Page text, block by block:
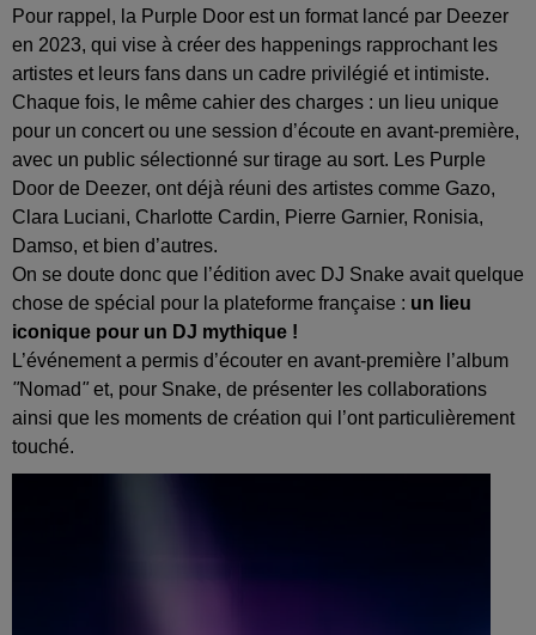
Pour rappel, la Purple Door est un format lancé par Deezer
en 2023, qui vise à créer des happenings rapprochant les
artistes et leurs fans dans un cadre privilégié et intimiste.
Chaque fois, le même cahier des charges : un lieu unique
pour un concert ou une session d’écoute en avant-première,
avec un public sélectionné sur tirage au sort. Les Purple
Door de Deezer, ont déjà réuni des artistes comme Gazo,
Clara Luciani, Charlotte Cardin, Pierre Garnier, Ronisia,
Damso, et bien d’autres.
On se doute donc que l’édition avec DJ Snake avait quelque
chose de spécial pour la plateforme française : un lieu
iconique pour un DJ mythique !
L’événement a permis d’écouter en avant-première l’album
"Nomad" et, pour Snake, de présenter les collaborations
ainsi que les moments de création qui l’ont particulièrement
touché.